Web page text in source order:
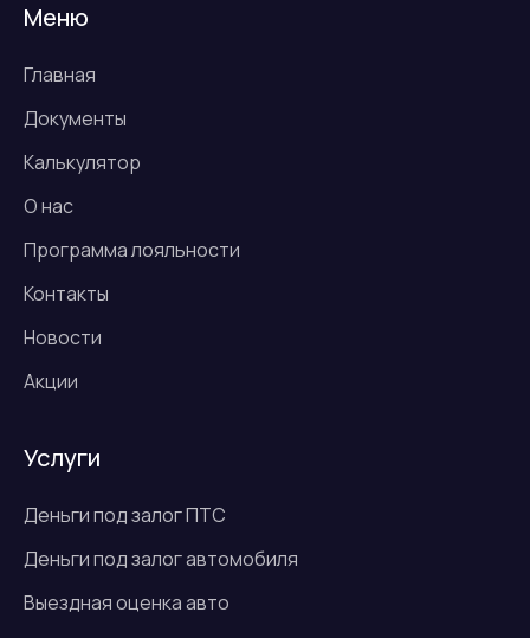
Меню
Главная
Документы
Калькулятор
О нас
Программа лояльности
Контакты
Новости
Акции
Услуги
Деньги под залог ПТС
Деньги под залог автомобиля
Выездная оценка авто